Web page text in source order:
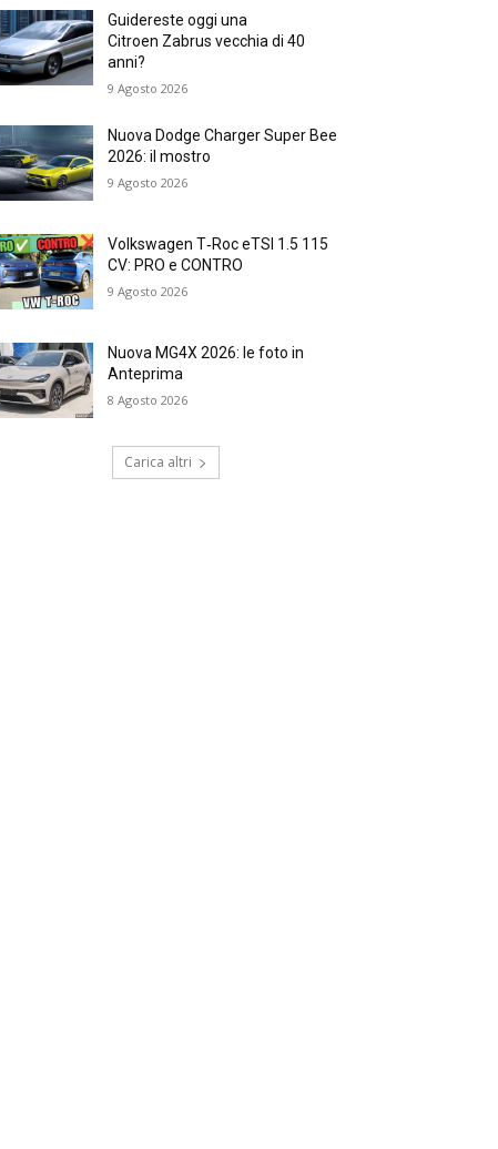
Guidereste oggi una
Citroen Zabrus vecchia di 40
anni?
9 Agosto 2026
Nuova Dodge Charger Super Bee
2026: il mostro
9 Agosto 2026
Volkswagen T‑Roc eTSI 1.5 115
CV: PRO e CONTRO
9 Agosto 2026
Nuova MG4X 2026: le foto in
Anteprima
8 Agosto 2026
Carica altri